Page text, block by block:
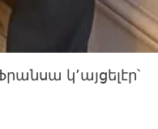
կ՚այցելէր՝